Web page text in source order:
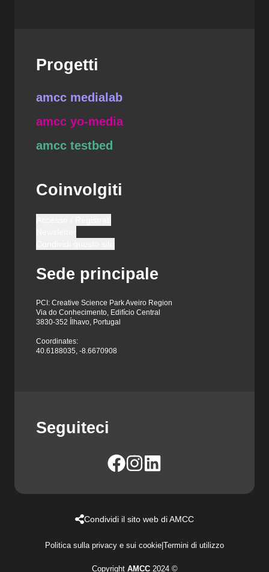
Progetti
amcc medialab
amcc yo-media
amcc testbed
Coinvolgiti
Sede principale
PCI: Creative Science Park Aveiro Region
Via do Conhecimento, Edifício Central
3830-352 Ílhavo, Portugal
Coordinates:
40.6188035, -8.6670908
Seguiteci
Condividi il sito web di AMCC
Politica sulla privacy e sui cookie|Termini di utilizzo
Copyright AMCC2024 ©